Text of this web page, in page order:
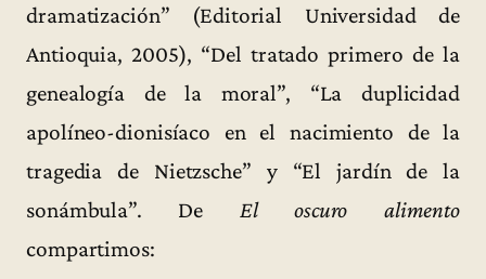
dramatización” (Editorial Universidad de
Antioquia, 2005), “Del tratado primero de la
genealogía de la moral”, “La duplicidad
apolíneo-dionisíaco en el nacimiento de la
tragedia de Nietzsche” y “El jardín de la
sonámbula”. De El oscuro alimento
compartimos: